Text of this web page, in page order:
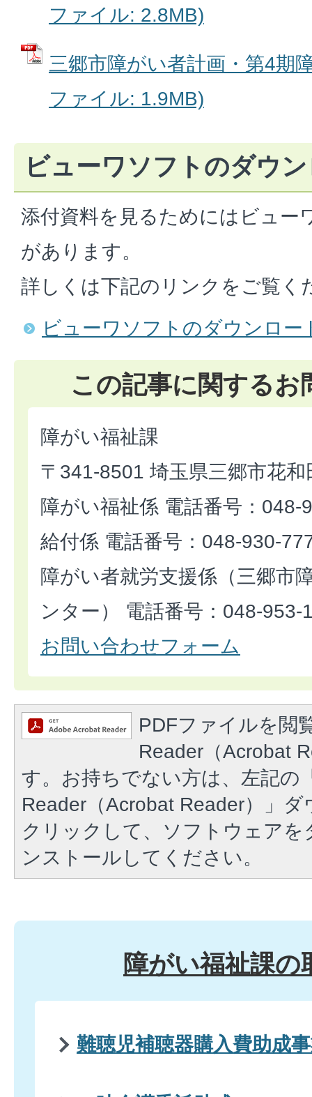
ファイル: 2.8MB)
三郷市障がい者計画・第4期
ファイル: 1.9MB)
ビューワソフトのダウ
添付資料を見るためにはビュー
があります。
詳しくは下記のリンクをご覧く
ビューワソフトのダウンロー
この記事に関するお
障がい福祉課
〒341-8501 埼玉県三郷市花
障がい福祉係 電話番号：048-
給付係 電話番号：048-930-
障がい者就労支援係（三郷市
ンター） 電話番号：048-953-
お問い合わせフォーム
PDFファイルを閲
Reader（Acrobat
す。お持ちでない方は、左記の
Reader（Acrobat Reader）」
クリックして、ソフトウェア
ンストールしてください。
障がい福祉課の
難聴児補聴器購入費助成